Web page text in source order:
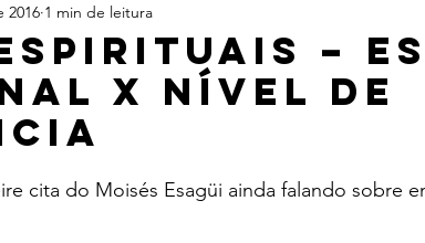
–
x Nível de
2016 1 min de leitura
cita do Moisés Esagüi ainda falando sobre